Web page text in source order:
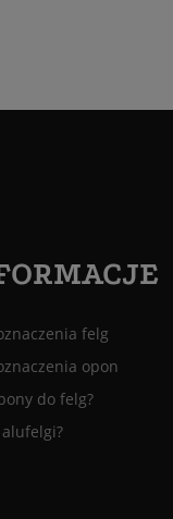
felg
opon
do felg?